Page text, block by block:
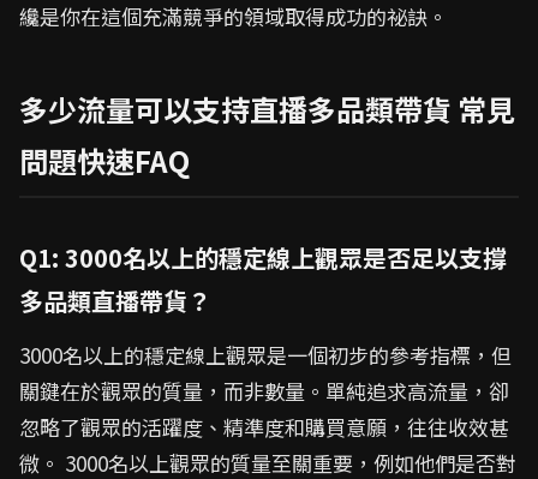
纔是你在這個充滿競爭的領域取得成功的祕訣。
多少流量可以支持直播多品類帶貨 常見
問題快速FAQ
Q1: 3000名以上的穩定線上觀眾是否足以支撐
多品類直播帶貨？
3000名以上的穩定線上觀眾是一個初步的參考指標，但
關鍵在於觀眾的質量，而非數量。單純追求高流量，卻
忽略了觀眾的活躍度、精準度和購買意願，往往收效甚
微。 3000名以上觀眾的質量至關重要，例如他們是否對